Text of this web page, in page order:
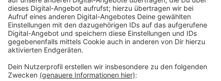
Verwechslung gekommen. Der Irrtum sei aber bemerkt
und in den betroffenen Fällen ein neuer Abstrichtermin
vereinbart worden. Der heutige Stresstest soll zeigen,
wie solche Verwechslungen künftig vermieden werden
können.
Anzeige